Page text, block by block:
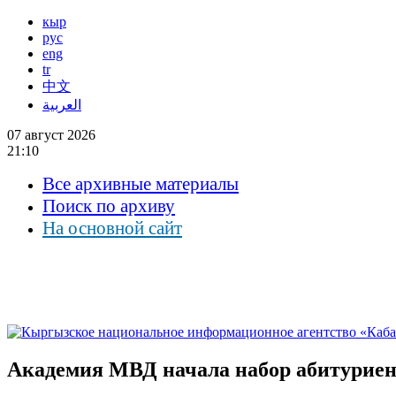
кыр
рус
eng
tr
中文
العربية
07 август 2026
21:10
Все архивные материалы
Поиск по архиву
На основной сайт
Академия МВД начала набор